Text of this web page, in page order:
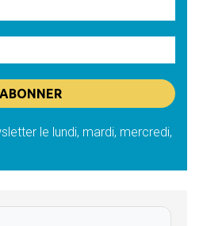
le lundi, mardi, mercredi,